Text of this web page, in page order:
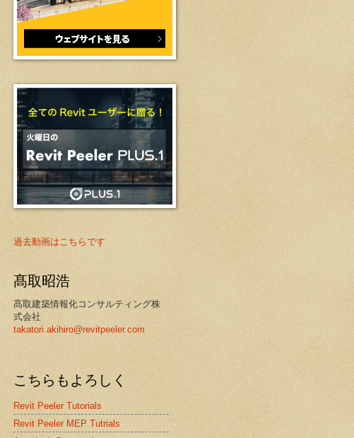
過去動画はこちらです
髙取昭浩
髙取建築情報化コンサルティング株
式会社
takatori.akihiro@revitpeeler.com
こちらもよろしく
Revit Peeler Tutorials
Revit Peeler MEP Tutrials